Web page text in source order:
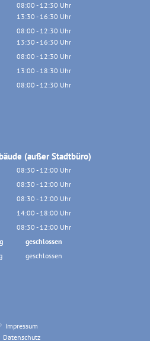
08:00 - 12:30 Uhr
Von 08:00 bis 12:30 Uhr
13:30 - 16:30 Uhr
Von 13:30 bis 16:30 Uhr
08:00 - 12:30 Uhr
Von 08:00 bis 12:30 Uhr
13:30 - 16:30 Uhr
Von 13:30 bis 16:30 Uhr
08:00 - 12:30 Uhr
Von 08:00 bis 12:30 Uhr
13:00 - 18:30 Uhr
Von 13:00 bis 18:30 Uhr
08:00 - 12:30 Uhr
(außer Stadtbüro)
08:30 - 12:00 Uhr
Von 08:30 bis 12:00 Uhr
08:30 - 12:00 Uhr
Von 08:30 bis 12:00 Uhr
08:30 - 12:00 Uhr
Von 08:30 bis 12:00 Uhr
14:00 - 18:00 Uhr
Von 14:00 bis 18:00 Uhr
08:30 - 12:00 Uhr
Von 08:30 bis 12:00 Uhr
geschlossen
geschlossen
Impressum
Datenschutz